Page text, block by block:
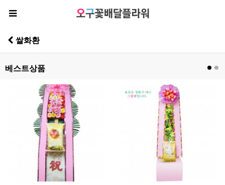
쌀화환
베스트상품